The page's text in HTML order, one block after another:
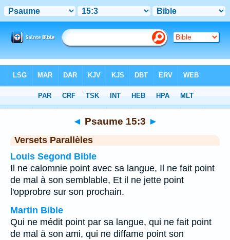
Chapitre 15> Verset 3
◄ Psaume 15:3 ►
Versets Parallèles
Louis Segond Bible
Il ne calomnie point avec sa langue, Il ne fait point
de mal à son semblable, Et il ne jette point
l'opprobre sur son prochain.
Martin Bible
Qui ne médit point par sa langue, qui ne fait point
de mal à son ami, qui ne diffame point son